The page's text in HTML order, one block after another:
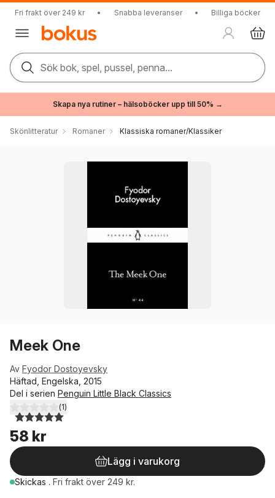
Fri frakt över 249 kr • Snabba leveranser • Billiga böcker
Sök bok, spel, pussel, penna...
Skapa nya rutiner – hälsoböcker upp till 50% →
Skönlitteratur Romaner Klassiska romaner/Klassiker
Meek One
Av Fyodor Dostoyevsky
Häftad, Engelska, 2015
Del i serien Penguin Little Black Classics
5,0utav 5 stjärnor. Totalt antal röster:
(1)
58 kr
Lägg i varukorg
Skickas . Fri frakt över 249 kr.